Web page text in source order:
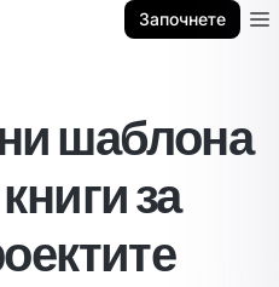
Започнете
шаблона
за